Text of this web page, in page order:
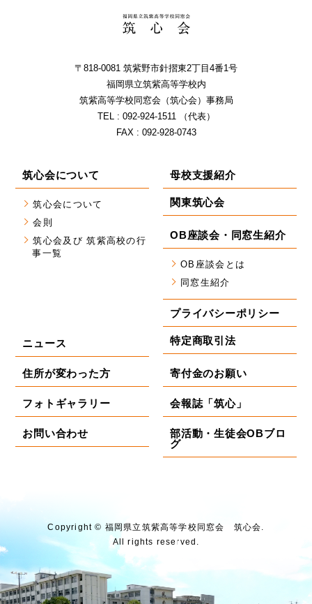
〒818-0081 筑紫野市針摺東2丁⽬4番1号
福岡県⽴筑紫⾼等学校内
筑紫⾼等学校同窓会（筑⼼会）事務局
TEL : 092-924-1511 （代表）
FAX : 092-928-0743
筑心会について
筑心会について
会則
筑心会及び 筑紫高校の行
事一覧
母校支援紹介
関東筑心会
OB座談会・同窓生紹介
OB座談会とは
同窓生紹介
プライバシーポリシー
特定商取引法
ニュース
住所が変わった方
フォトギャラリー
お問い合わせ
寄付金のお願い
会報誌「筑心」
部活動・生徒会OBブロ
グ
Copyright © 福岡県⽴筑紫⾼等学校同窓会 筑⼼会.
All rights reserved.